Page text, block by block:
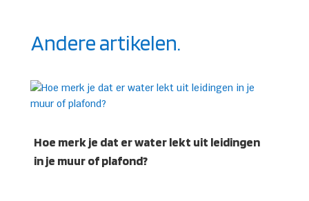
Andere artikelen.
Hoe merk je dat er water lekt uit leidingen
in je muur of plafond?